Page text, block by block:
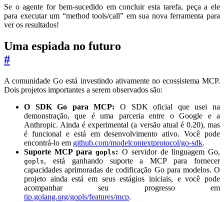
Se o agente for bem-sucedido em concluir esta tarefa, peça a ele
para executar um “method tools/call” em sua nova ferramenta para
ver os resultados!
Uma espiada no futuro
#
A comunidade Go está investindo ativamente no ecossistema MCP.
Dois projetos importantes a serem observados são:
O SDK Go para MCP: O SDK oficial que usei na
demonstração, que é uma parceria entre o Google e a
Anthropic. Ainda é experimental (a versão atual é 0.20), mas
é funcional e está em desenvolvimento ativo. Você pode
encontrá-lo em github.com/modelcontextprotocol/go-sdk.
Suporte MCP paragopls: O servidor de linguagem Go,
gopls, está ganhando suporte a MCP para fornecer
capacidades aprimoradas de codificação Go para modelos. O
projeto ainda está em seus estágios iniciais, e você pode
acompanhar seu progresso em
tip.golang.org/gopls/features/mcp.